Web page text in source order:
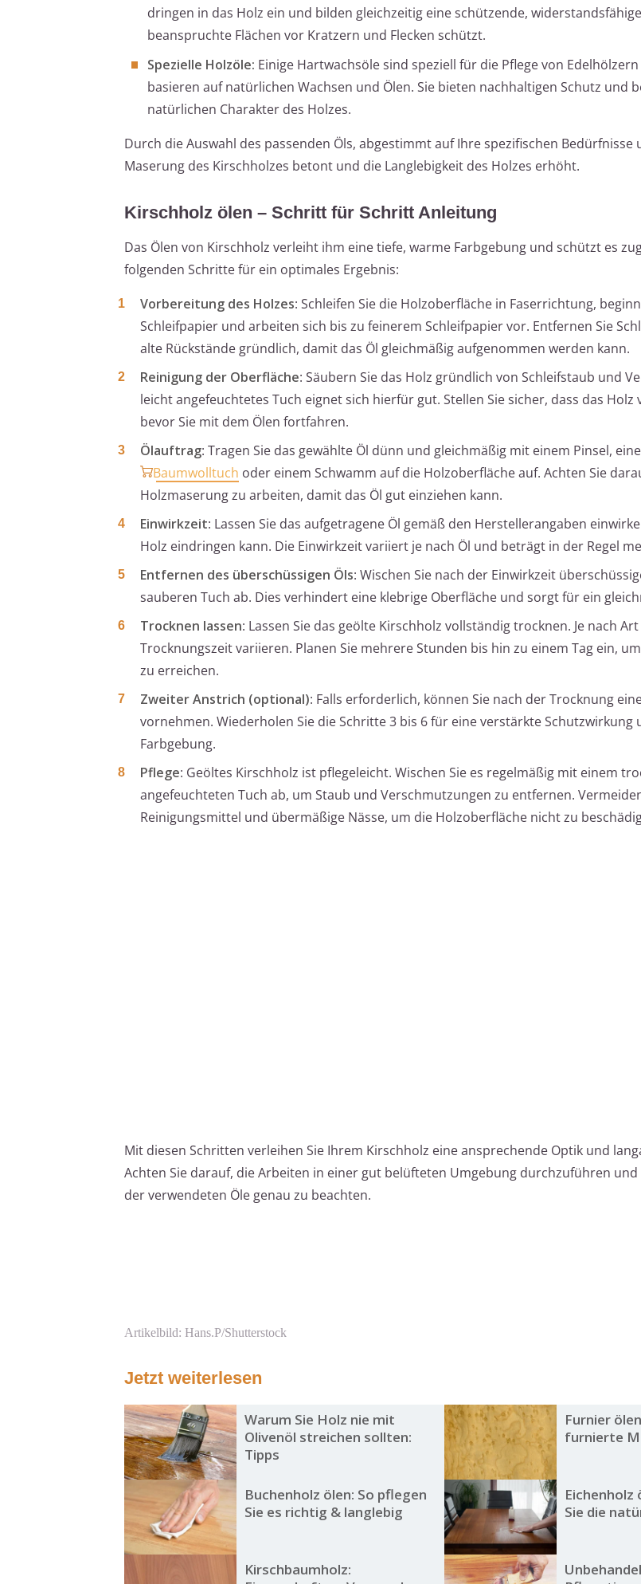
dringen in das Holz ein und bilden gleichzeitig eine schützende,
beanspruchte Flächen vor Kratzern und Flecken schützt.
Spezielle Holzöle: Einige Hartwachsöle sind speziell für die Pflege von
basieren auf natürlichen Wachsen und Ölen. Sie bieten nachhaltigen Schutz und
natürlichen Charakter des Holzes.
Durch die Auswahl des passenden Öls, abgestimmt auf Ihre spezifischen
Maserung des Kirschholzes betont und die Langlebigkeit des Holzes erhöht.
Kirschholz ölen – Schritt für Schritt Anleitung
Das Ölen von Kirschholz verleiht ihm eine tiefe, warme Farbgebung und schützt es
folgenden Schritte für ein optimales Ergebnis:
Vorbereitung des Holzes: Schleifen Sie die Holzoberfläche in Faserrichtung,
Schleifpapier und arbeiten sich bis zu feinerem Schleifpapier vor. Entfernen Sie
alte Rückstände gründlich, damit das Öl gleichmäßig aufgenommen werden kann.
Reinigung der Oberfläche: Säubern Sie das Holz gründlich von Schleifstaub und
leicht angefeuchtetes Tuch eignet sich hierfür gut. Stellen Sie sicher, dass das
bevor Sie mit dem Ölen fortfahren.
Ölauftrag: Tragen Sie das gewählte Öl dünn und gleichmäßig mit einem Pinsel,
Baumwolltuch oder einem Schwamm auf die Holzoberfläche auf. Achten Sie
Holzmaserung zu arbeiten, damit das Öl gut einziehen kann.
Einwirkzeit: Lassen Sie das aufgetragene Öl gemäß den Herstellerangaben
Holz eindringen kann. Die Einwirkzeit variiert je nach Öl und beträgt in der Regel
Entfernen des überschüssigen Öls: Wischen Sie nach der Einwirkzeit
sauberen Tuch ab. Dies verhindert eine klebrige Oberfläche und sorgt für ein
Trocknen lassen: Lassen Sie das geölte Kirschholz vollständig trocknen. Je nach
Trocknungszeit variieren. Planen Sie mehrere Stunden bis hin zu einem Tag ein,
zu erreichen.
Zweiter Anstrich (optional): Falls erforderlich, können Sie nach der Trocknung
vornehmen. Wiederholen Sie die Schritte 3 bis 6 für eine verstärkte Schutzwirkung
Farbgebung.
Pflege: Geöltes Kirschholz ist pflegeleicht. Wischen Sie es regelmäßig mit einem
angefeuchteten Tuch ab, um Staub und Verschmutzungen zu entfernen.
Reinigungsmittel und übermäßige Nässe, um die Holzoberfläche nicht zu
Mit diesen Schritten verleihen Sie Ihrem Kirschholz eine ansprechende Optik und
Achten Sie darauf, die Arbeiten in einer gut belüfteten Umgebung durchzuführen
der verwendeten Öle genau zu beachten.
Artikelbild: Hans.P/Shutterstock
Jetzt weiterlesen
Warum Sie Holz nie mit
Olivenöl streichen sollten:
Tipps
Furnier
furnierte
Buchenholz ölen: So pflegen
Sie es richtig & langlebig
Eichenholz
Sie die
Kirschbaumholz: